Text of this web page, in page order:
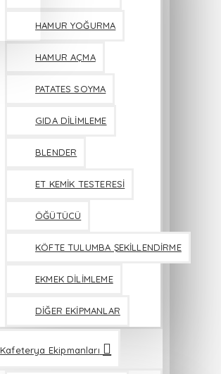
HAMUR YOĞURMA
HAMUR AÇMA
PATATES SOYMA
GIDA DİLİMLEME
BLENDER
ET KEMİK TESTERESİ
ÖĞÜTÜCÜ
KÖFTE TULUMBA ŞEKİLLENDİRME
EKMEK DİLİMLEME
DİĞER EKİPMANLAR
Kafeterya Ekipmanları